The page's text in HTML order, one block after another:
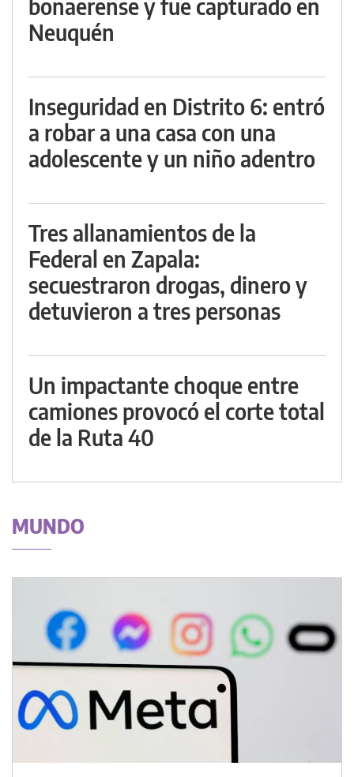
bonaerense y fue capturado en
Neuquén
Inseguridad en Distrito 6: entró
a robar a una casa con una
adolescente y un niño adentro
Tres allanamientos de la
Federal en Zapala:
secuestraron drogas, dinero y
detuvieron a tres personas
Un impactante choque entre
camiones provocó el corte total
de la Ruta 40
MUNDO